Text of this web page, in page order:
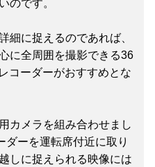
のです。
細に捉えるのであれば、
に全周囲を撮影できる36
コーダーがおすすめとな
カメラを組み合わせまし
ダーを運転席付近に取り
しに捉えられる映像には